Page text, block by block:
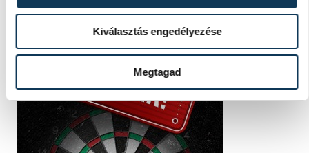
Kiválasztás engedélyezése
Megtagad